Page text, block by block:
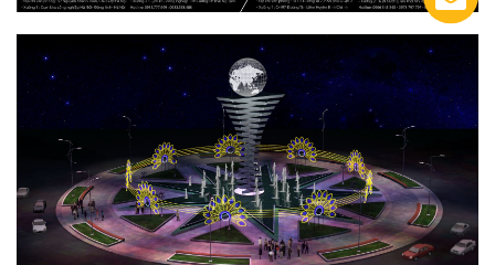
với
chúng
tôi